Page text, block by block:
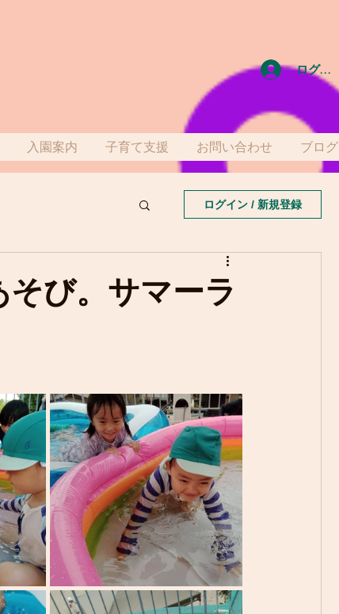
ログイン
入園案内 子育て支援 お問い合わせ ブログ
ログイン / 新規登録
び。サマーラ